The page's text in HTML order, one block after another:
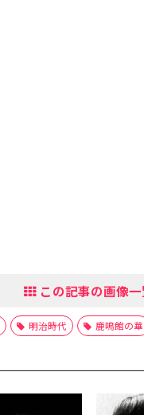
この記事の画像
明治時代 鹿鳴館の華